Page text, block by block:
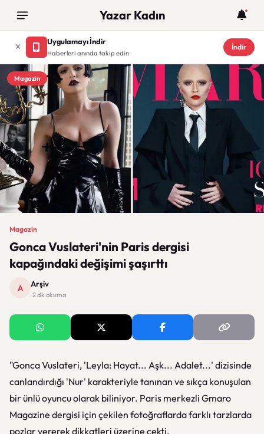
Yazar Kadın
Uygulamayı İndir
Haberleri anında takip edin
İndir
Magazin
Magazin
Gonca Vuslateri'nin Paris dergisi
kapağındaki değişimi şaşırttı
A Arşiv
· 2 dk okuma
"Gonca Vuslateri, 'Leyla: Hayat... Aşk... Adalet...' dizisinde
canlandırdığı 'Nur' karakteriyle tanınan ve sıkça konuşulan
bir ünlü oyuncu olarak biliniyor. Paris merkezli Gmaro
Magazine dergisi için çekilen fotoğraflarda farklı tarzlarda
pozlar vererek dikkatleri üzerine çekti.